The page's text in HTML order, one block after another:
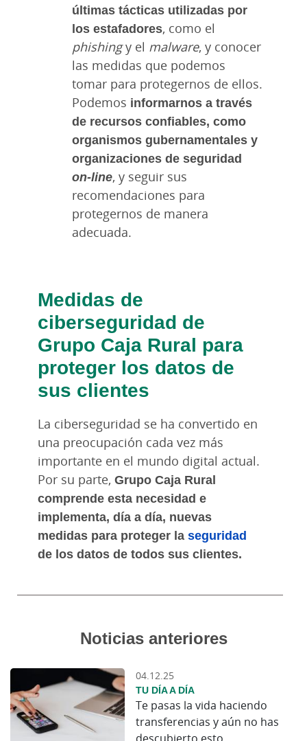
últimas tácticas utilizadas por
los estafadores, como el
phishingy el malware, y conocer
las medidas que podemos
tomar para protegernos de ellos.
Podemos informarnos a través
de recursos confiables, como
organismos gubernamentales y
organizaciones de seguridad
on-line, y seguir sus
recomendaciones para
protegernos de manera
adecuada.
Medidas de
ciberseguridad de
Grupo Caja Rural para
proteger los datos de
sus clientes
La ciberseguridad se ha convertido en
una preocupación cada vez más
importante en el mundo digital actual.
Por su parte, Grupo Caja Rural
comprende esta necesidad e
implementa, día a día, nuevas
medidas para proteger la seguridad
de los datos de todos sus clientes.
Noticias anteriores
04.12.25
TU DÍA A DÍA
Te pasas la vida haciendo
transferencias y aún no has